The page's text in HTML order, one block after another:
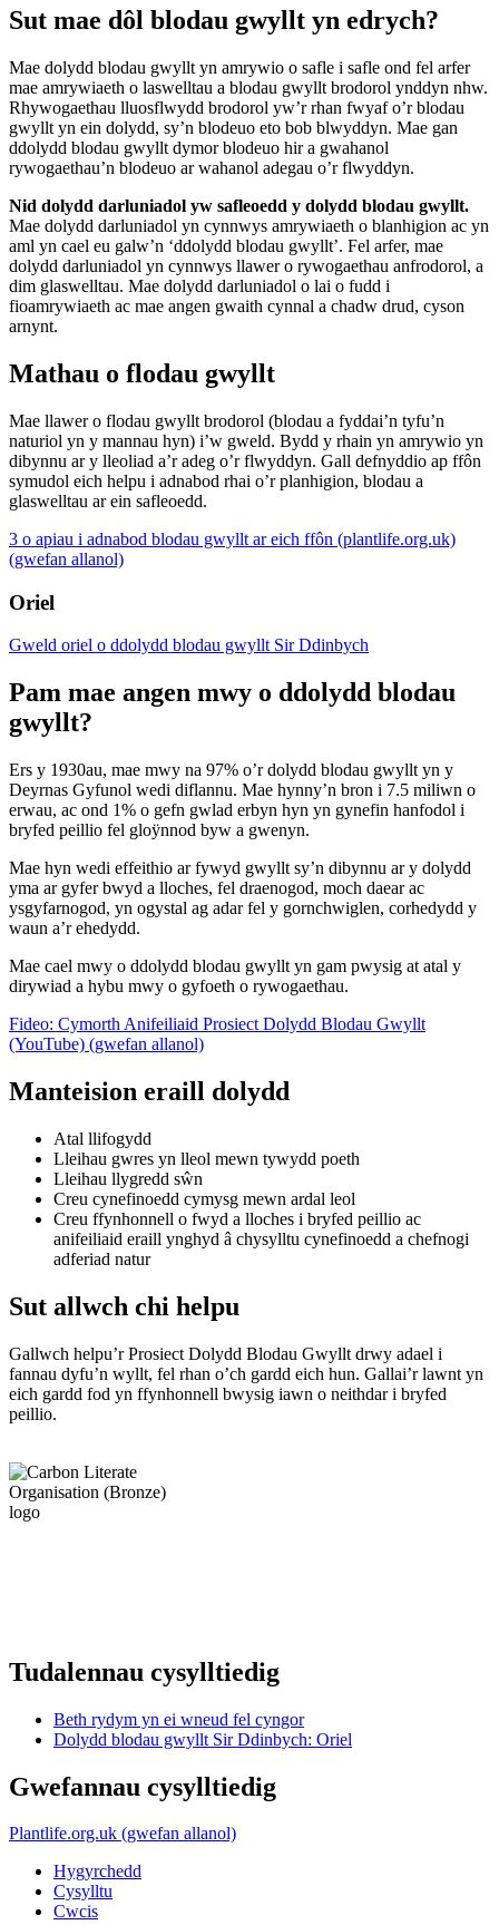
Sut mae dôl blodau gwyllt yn edrych?
Mae dolydd blodau gwyllt yn amrywio o safle i safle ond fel arfer
mae amrywiaeth o laswelltau a blodau gwyllt brodorol ynddyn nhw.
Rhywogaethau lluosflwydd brodorol yw’r rhan fwyaf o’r blodau
gwyllt yn ein dolydd, sy’n blodeuo eto bob blwyddyn. Mae gan
ddolydd blodau gwyllt dymor blodeuo hir a gwahanol
rywogaethau’n blodeuo ar wahanol adegau o’r flwyddyn.
Nid dolydd darluniadol yw safleoedd y dolydd blodau gwyllt.
Mae dolydd darluniadol yn cynnwys amrywiaeth o blanhigion ac yn
aml yn cael eu galw’n ‘ddolydd blodau gwyllt’. Fel arfer, mae
dolydd darluniadol yn cynnwys llawer o rywogaethau anfrodorol, a
dim glaswelltau. Mae dolydd darluniadol o lai o fudd i
fioamrywiaeth ac mae angen gwaith cynnal a chadw drud, cyson
arnynt.
Mathau o flodau gwyllt
Mae llawer o flodau gwyllt brodorol (blodau a fyddai’n tyfu’n
naturiol yn y mannau hyn) i’w gweld. Bydd y rhain yn amrywio yn
dibynnu ar y lleoliad a’r adeg o’r flwyddyn. Gall defnyddio ap ffôn
symudol eich helpu i adnabod rhai o’r planhigion, blodau a
glaswelltau ar ein safleoedd.
3 o apiau i adnabod blodau gwyllt ar eich ffôn (plantlife.org.uk)
(gwefan allanol)
Oriel
Gweld oriel o ddolydd blodau gwyllt Sir Ddinbych
Pam mae angen mwy o ddolydd blodau
gwyllt?
Ers y 1930au, mae mwy na 97% o’r dolydd blodau gwyllt yn y
Deyrnas Gyfunol wedi diflannu. Mae hynny’n bron i 7.5 miliwn o
erwau, ac ond 1% o gefn gwlad erbyn hyn yn gynefin hanfodol i
bryfed peillio fel gloÿnnod byw a gwenyn.
Mae hyn wedi effeithio ar fywyd gwyllt sy’n dibynnu ar y dolydd
yma ar gyfer bwyd a lloches, fel draenogod, moch daear ac
ysgyfarnogod, yn ogystal ag adar fel y gornchwiglen, corhedydd y
waun a’r ehedydd.
Mae cael mwy o ddolydd blodau gwyllt yn gam pwysig at atal y
dirywiad a hybu mwy o gyfoeth o rywogaethau.
Fideo: Cymorth Anifeiliaid Prosiect Dolydd Blodau Gwyllt
(YouTube) (gwefan allanol)
Manteision eraill dolydd
Atal llifogydd
Lleihau gwres yn lleol mewn tywydd poeth
Lleihau llygredd sŵn
Creu cynefinoedd cymysg mewn ardal leol
Creu ffynhonnell o fwyd a lloches i bryfed peillio ac
anifeiliaid eraill ynghyd â chysylltu cynefinoedd a chefnogi
adferiad natur
Sut allwch chi helpu
Gallwch helpu’r Prosiect Dolydd Blodau Gwyllt drwy adael i
fannau dyfu’n wyllt, fel rhan o’ch gardd eich hun. Gallai’r lawnt yn
eich gardd fod yn ffynhonnell bwysig iawn o neithdar i bryfed
peillio.
Tudalennau cysylltiedig
Beth rydym yn ei wneud fel cyngor
Dolydd blodau gwyllt Sir Ddinbych: Oriel
Gwefannau cysylltiedig
Plantlife.org.uk (gwefan allanol)
Hygyrchedd
Cysylltu
Cwcis